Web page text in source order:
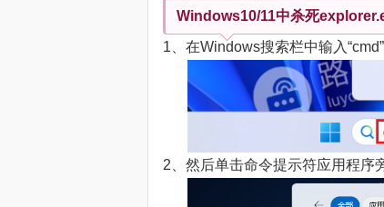
Windows10/11中杀死
1、在Windows搜索栏中输入“cmd”
2、然后单击命令提示符应用程序